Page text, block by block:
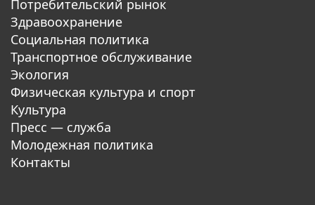
Потребительский рынок
Здравоохранение
Социальная политика
Транспортное обслуживание
Экология
Физическая культура и спорт
Культура
Пресс — служба
Молодежная политика
Контакты